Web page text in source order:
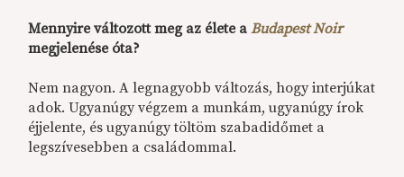
Mennyire változott meg az élete aBudapest Noir
megjelenése óta?
Nem nagyon. A legnagyobb változás, hogy interjúkat
adok. Ugyanúgy végzem a munkám, ugyanúgy írok
éjjelente, és ugyanúgy töltöm szabadidőmet a
legszívesebben a családommal.